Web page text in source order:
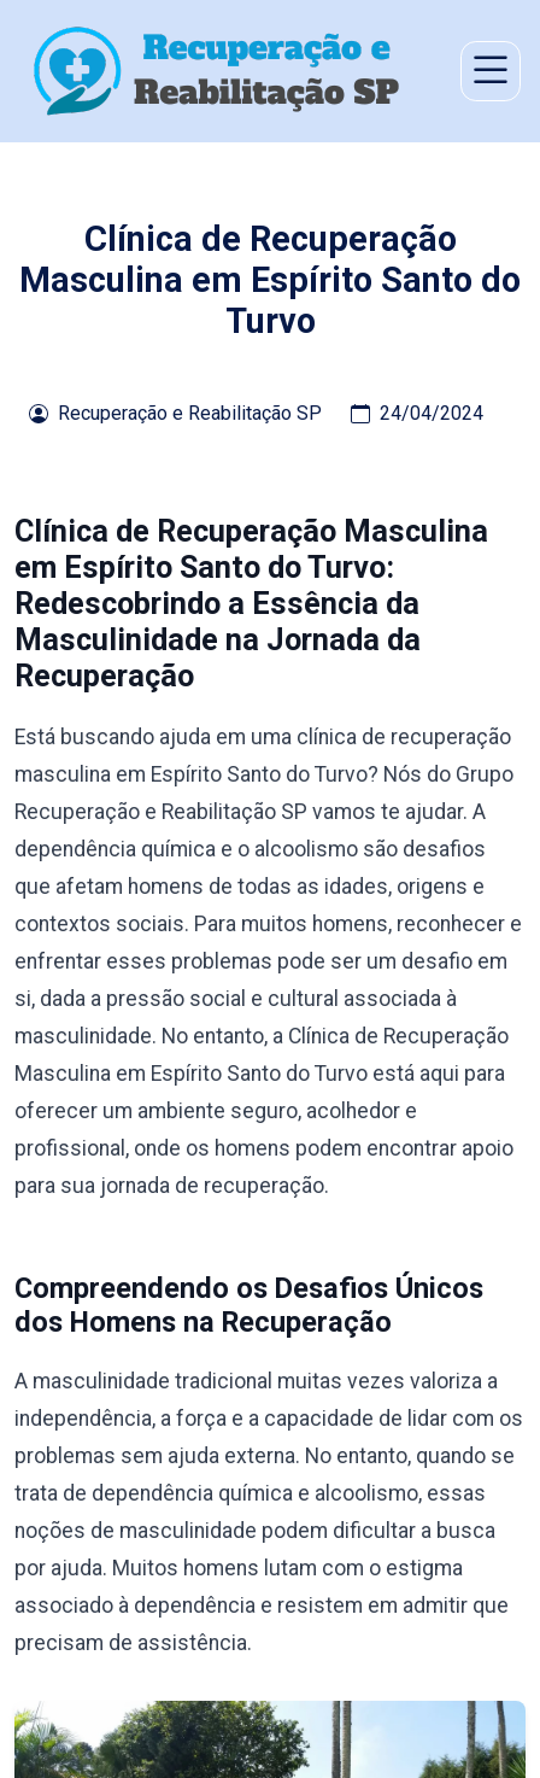
Clínica de Recuperação
Masculina em Espírito Santo do
Turvo
Recuperação e Reabilitação SP 24/04/2024
Clínica de Recuperação Masculina
em Espírito Santo do Turvo:
Redescobrindo a Essência da
Masculinidade na Jornada da
Recuperação
Está buscando ajuda em uma clínica de recuperação
masculina em Espírito Santo do Turvo? Nós do Grupo
Recuperação e Reabilitação SP vamos te ajudar. A
dependência química e o alcoolismo são desafios
que afetam homens de todas as idades, origens e
contextos sociais. Para muitos homens, reconhecer e
enfrentar esses problemas pode ser um desafio em
si, dada a pressão social e cultural associada à
masculinidade. No entanto, a Clínica de Recuperação
Masculina em Espírito Santo do Turvo está aqui para
oferecer um ambiente seguro, acolhedor e
profissional, onde os homens podem encontrar apoio
para sua jornada de recuperação.
Compreendendo os Desafios Únicos
dos Homens na Recuperação
A masculinidade tradicional muitas vezes valoriza a
independência, a força e a capacidade de lidar com os
problemas sem ajuda externa. No entanto, quando se
trata de dependência química e alcoolismo, essas
noções de masculinidade podem dificultar a busca
por ajuda. Muitos homens lutam com o estigma
associado à dependência e resistem em admitir que
precisam de assistência.